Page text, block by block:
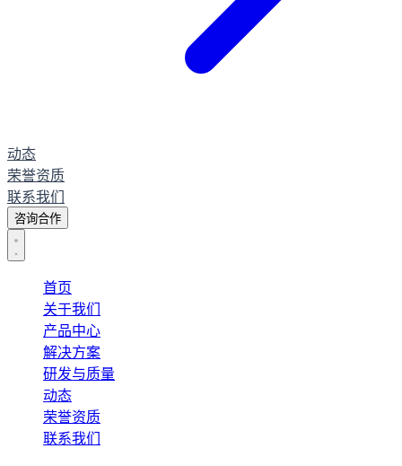
动态
荣誉资质
联系我们
咨询合作
首页
关于我们
产品中心
解决方案
研发与质量
动态
荣誉资质
联系我们